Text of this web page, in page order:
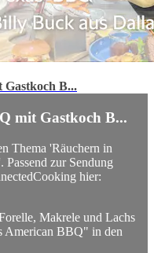
Gastkoch B...
mit Gastkoch B...
Thema 'Räuchern in
zur Sendung
hier:
Makrele und Lachs
American BBQ" in den